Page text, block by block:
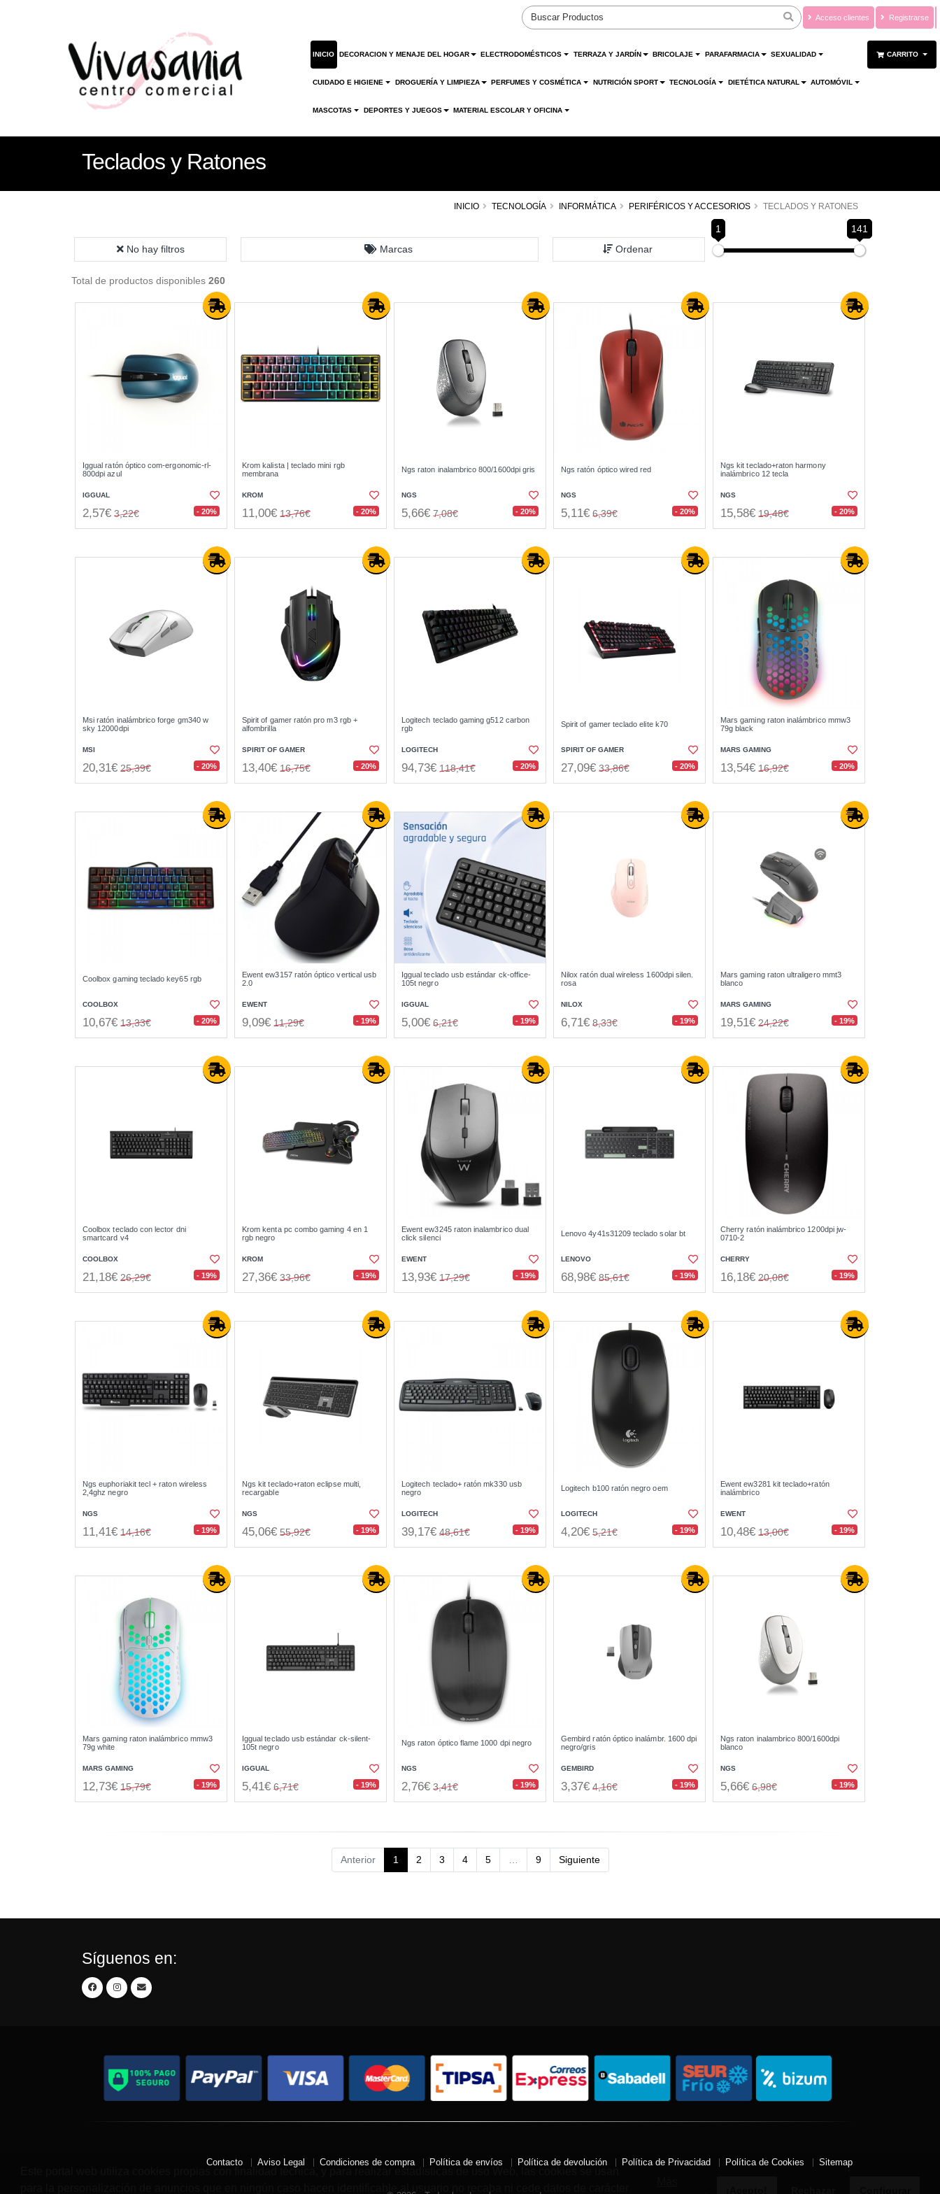
Este portal web utiliza cookies propias con finalidad técnica, y para realizar estadísticas de uso Web, las cookies se usan
Acceso clientes Registrarse
INICIO DECORACION Y MENAJE DEL HOGAR ELECTRODOMÉSTICOS TERRAZA Y JARDÍN BRICOLAJE PARAFARMACIA SEXUALIDAD
CUIDADO E HIGIENE DROGUERÍA Y LIMPIEZA PERFUMES Y COSMÉTICA NUTRICIÓN SPORT TECNOLOGÍA DIETÉTICA NATURAL AUTOMÓVIL
MASCOTAS DEPORTES Y JUEGOS MATERIAL ESCOLAR Y OFICINA
CARRITO
Teclados y Ratones
INICIO TECNOLOGÍA INFORMÁTICA PERIFÉRICOS Y ACCESORIOS TECLADOS Y RATONES
No hay filtros Marcas Ordenar
1 141
Total de productos disponibles 260
Iggual ratón óptico com-ergonomic-rl-
800dpi azul
IGGUAL
2,57€ 3,22€ - 20%
Krom kalista | teclado mini rgb
membrana
KROM
11,00€ 13,76€ - 20%
Ngs raton inalambrico 800/1600dpi gris
NGS
5,66€ 7,08€ - 20%
Ngs ratón óptico wired red
NGS
5,11€ 6,39€ - 20%
Ngs kit teclado+raton harmony
inalámbrico 12 tecla
NGS
15,58€ 19,48€ - 20%
Msi ratón inalámbrico forge gm340 w
sky 12000dpi
MSI
20,31€ 25,39€ - 20%
Spirit of gamer ratón pro m3 rgb +
alfombrilla
SPIRIT OF GAMER
13,40€ 16,75€ - 20%
Logitech teclado gaming g512 carbon
rgb
LOGITECH
94,73€ 118,41€ - 20%
Spirit of gamer teclado elite k70
SPIRIT OF GAMER
27,09€ 33,86€ - 20%
Mars gaming raton inalámbrico mmw3
79g black
MARS GAMING
13,54€ 16,92€ - 20%
Coolbox gaming teclado key65 rgb
COOLBOX
10,67€ 13,33€ - 20%
Ewent ew3157 ratón óptico vertical usb
2.0
EWENT
9,09€ 11,29€ - 19%
Iggual teclado usb estándar ck-office-
105t negro
IGGUAL
5,00€ 6,21€ - 19%
Nilox ratón dual wireless 1600dpi silen.
rosa
NILOX
6,71€ 8,33€ - 19%
Mars gaming raton ultraligero mmt3
blanco
MARS GAMING
19,51€ 24,22€ - 19%
Coolbox teclado con lector dni
smartcard v4
COOLBOX
21,18€ 26,29€ - 19%
Krom kenta pc combo gaming 4 en 1
rgb negro
KROM
27,36€ 33,96€ - 19%
Ewent ew3245 raton inalambrico dual
click silenci
EWENT
13,93€ 17,29€ - 19%
Lenovo 4y41s31209 teclado solar bt
LENOVO
68,98€ 85,61€ - 19%
Cherry ratón inalámbrico 1200dpi jw-
0710-2
CHERRY
16,18€ 20,08€ - 19%
Ngs euphoriakit tecl + raton wireless
2,4ghz negro
NGS
11,41€ 14,16€ - 19%
Ngs kit teclado+raton eclipse multi,
recargable
NGS
45,06€ 55,92€ - 19%
Logitech teclado+ ratón mk330 usb
negro
LOGITECH
39,17€ 48,61€ - 19%
Logitech b100 ratón negro oem
LOGITECH
4,20€ 5,21€ - 19%
Ewent ew3281 kit teclado+ratón
inalámbrico
EWENT
10,48€ 13,00€ - 19%
Mars gaming raton inalámbrico mmw3
79g white
MARS GAMING
12,73€ 15,79€ - 19%
Iggual teclado usb estándar ck-silent-
105t negro
IGGUAL
5,41€ 6,71€ - 19%
Ngs raton óptico flame 1000 dpi negro
NGS
2,76€ 3,41€ - 19%
Gembird ratón óptico inalámbr. 1600 dpi
negro/gris
GEMBIRD
3,37€ 4,16€ - 19%
Ngs raton inalambrico 800/1600dpi
blanco
NGS
5,66€ 6,98€ - 19%
Anterior 1 2 3 4 5 9 Siguiente
Síguenos en:
Contacto Aviso Legal Condiciones de compra Política de envíos Política de devolución Política de Privacidad Política de Cookies Sitemap